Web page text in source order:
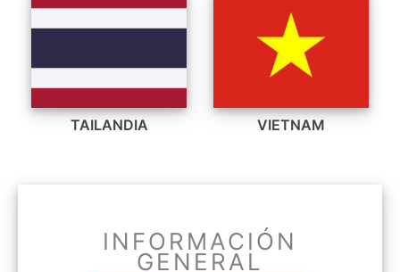
TAILANDIA VIETNAM
INFORMACIÓN
GENERAL